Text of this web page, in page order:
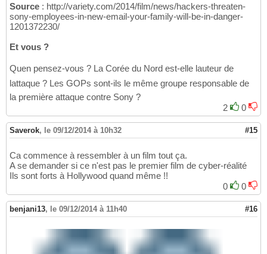
Source : http://variety.com/2014/film/news/hackers-threaten-
sony-employees-in-new-email-your-family-will-be-in-danger-
1201372230/
Et vous ?
Quen pensez-vous ? La Corée du Nord est-elle lauteur de
lattaque ? Les GOPs sont-ils le même groupe responsable de
la première attaque contre Sony ?
2
0
Saverok, le 09/12/2014 à 10h32 #15
Ca commence à ressembler à un film tout ça.
A se demander si ce n'est pas le premier film de cyber-réalité
Ils sont forts à Hollywood quand même !!
0
0
benjani13, le 09/12/2014 à 11h40 #16